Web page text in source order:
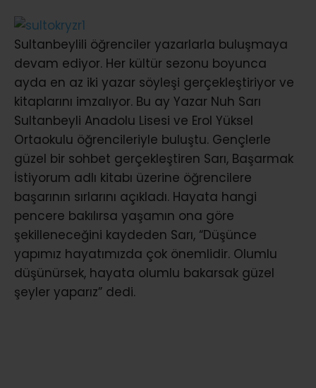
Sultanbeylili öğrenciler yazarlarla buluşmaya
devam ediyor. Her kültür sezonu boyunca
ayda en az iki yazar söyleşi gerçekleştiriyor ve
kitaplarını imzalıyor. Bu ay Yazar Nuh Sarı
Sultanbeyli Anadolu Lisesi ve Erol Yüksel
Ortaokulu öğrencileriyle buluştu. Gençlerle
güzel bir sohbet gerçekleştiren Sarı, Başarmak
İstiyorum adlı kitabı üzerine öğrencilere
başarının sırlarını açıkladı. Hayata hangi
pencere bakılırsa yaşamın ona göre
şekilleneceğini kaydeden Sarı, “Düşünce
yapımız hayatımızda çok önemlidir. Olumlu
düşünürsek, hayata olumlu bakarsak güzel
şeyler yaparız” dedi.